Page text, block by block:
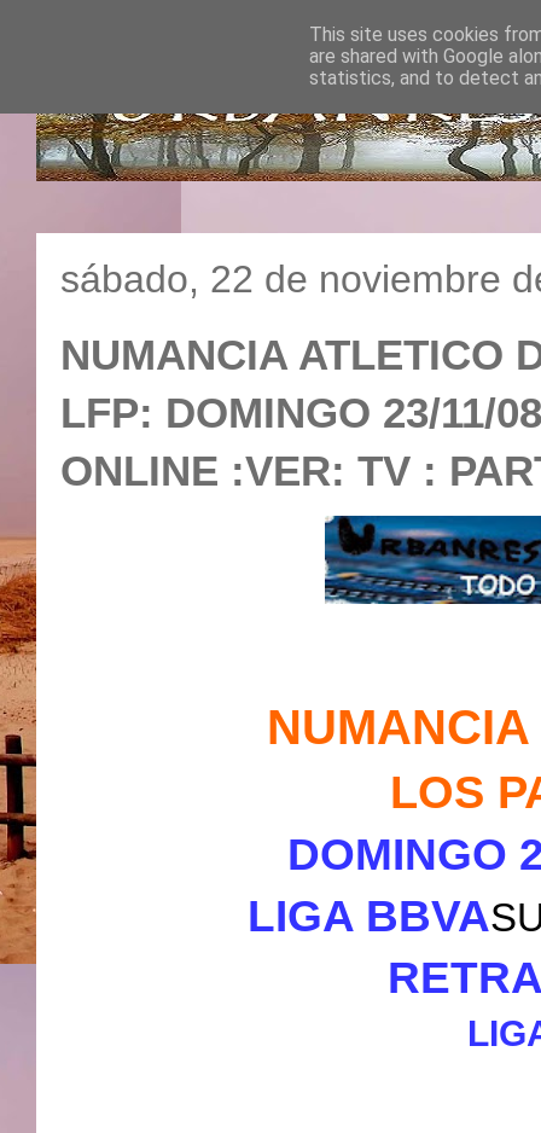
sábado, 22 de noviembre
NUMANCIA ATLETICO
LFP: DOMINGO 23/11/
ONLINE :VER: TV :
LOS
DOMINGO
LIGA BBVA
This site uses cookies
are shared with Google
statistics, and to detect